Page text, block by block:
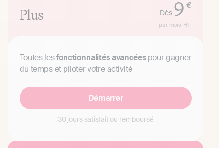
Plus Dès 9 €
par mois HT
Toutes lesfonctionnalités avancéespour gagner
du temps et piloter votre activité
Démarrer
30 jours satisfait ou remboursé